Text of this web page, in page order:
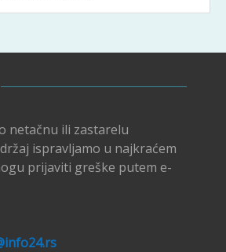
netačnu ili zastarelu
ispravljamo u najkraćem
prijaviti greške putem e-